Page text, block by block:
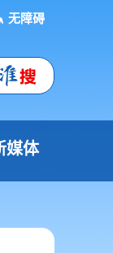
无障碍
媒体